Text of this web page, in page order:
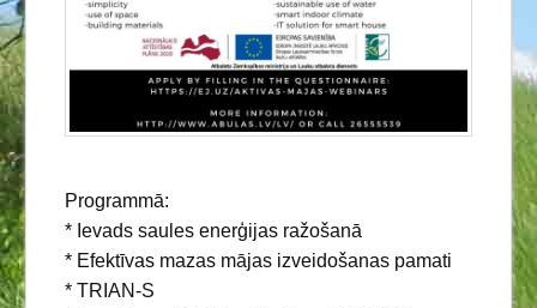
Programmā:
* Ievads saules enerģijas ražošanā
* Efektīvas mazas mājas izveidošanas pamati
* TRIAN-S